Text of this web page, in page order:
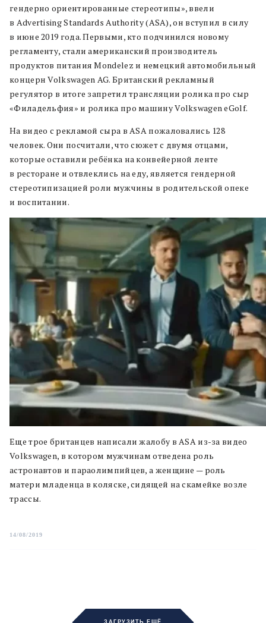
гендерно ориентированные стереотипы», ввели
в Advertising Standards Authority (ASA), он вступил в силу
в июне 2019 года. Первыми, кто подчинился новому
регламенту, стали американский производитель
продуктов питания Mondelez и немецкий автомобильный
концерн Volkswagen AG. Британский рекламный
регулятор в итоге запретил трансляции ролика про сыр
«Филадельфия» и ролика про машину Volkswagen eGolf.
На видео с рекламой сыра в ASA пожаловались 128
человек. Они посчитали, что сюжет с двумя отцами,
которые оставили ребёнка на конвейерной ленте
в ресторане и отвлеклись на еду, является гендерной
стереотипизацией роли мужчины в родительской опеке
и воспитании.
Еще трое британцев написали жалобу в ASA из-за видео
Volkswagen, в котором мужчинам отведена роль
астронавтов и параолимпийцев, а женщине — роль
матери младенца в коляске, сидящей на скамейке возле
трассы.
14/08/2019